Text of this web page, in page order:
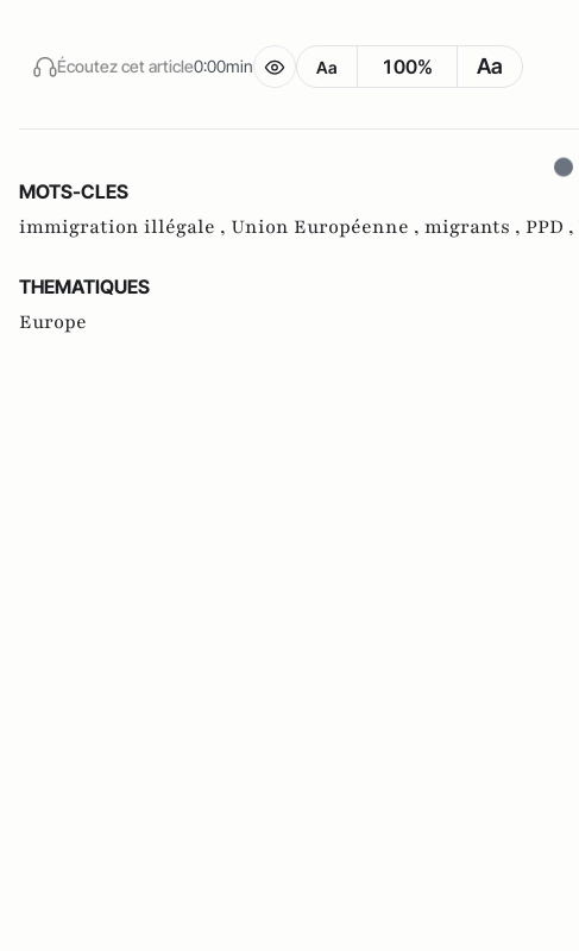
Écoutez cet article0:00min Aa 100% Aa
MOTS-CLES
immigration illégale , Union Européenne , migrants , PPD ,
THEMATIQUES
Europe